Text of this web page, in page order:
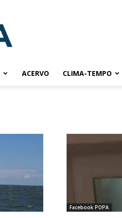
ACERVO CLIMA-TEMPO
Facebook POPA